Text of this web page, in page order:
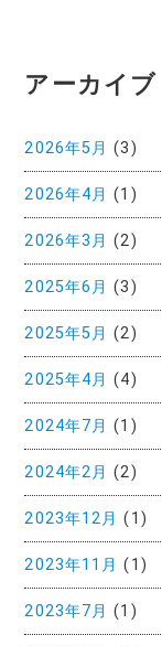
アーカイブ
2026年5月 (3)
2026年4月 (1)
2026年3月 (2)
2025年6月 (3)
2025年5月 (2)
2025年4月 (4)
2024年7月 (1)
2024年2月 (2)
2023年12月 (1)
2023年11月 (1)
2023年7月 (1)